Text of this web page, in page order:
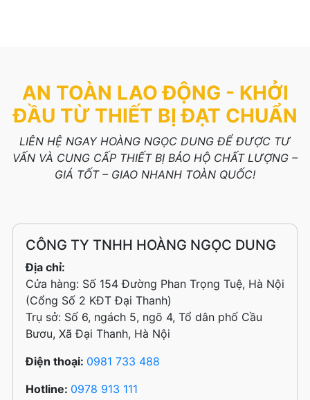
AN TOÀN LAO ĐỘNG - KHỞI
ĐẦU TỪ THIẾT BỊ ĐẠT CHUẨN
LIÊN HỆ NGAY HOÀNG NGỌC DUNG ĐỂ ĐƯỢC TƯ
VẤN VÀ CUNG CẤP THIẾT BỊ BẢO HỘ CHẤT LƯỢNG –
GIÁ TỐT – GIAO NHANH TOÀN QUỐC!
CÔNG TY TNHH HOÀNG NGỌC DUNG
Địa chỉ:
Cửa hàng: Số 154 Đường Phan Trọng Tuệ, Hà Nội
(Cổng Số 2 KĐT Đại Thanh)
Trụ sở: Số 6, ngách 5, ngõ 4, Tổ dân phố Cầu
Bươu, Xã Đại Thanh, Hà Nội
Điện thoại: 0981 733 488
Hotline: 0978 913 111